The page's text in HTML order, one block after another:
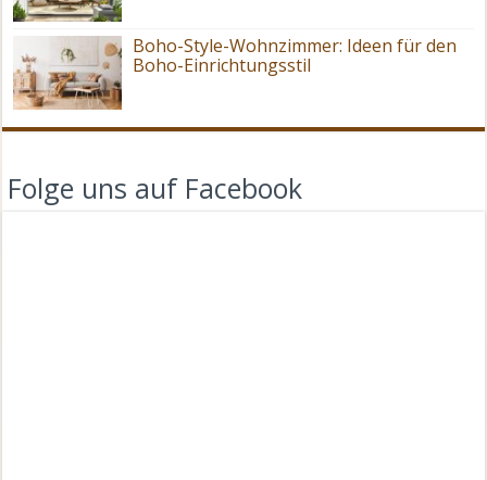
Boho-Style-Wohnzimmer: Ideen für den
Boho-Einrichtungsstil
Folge uns auf Facebook